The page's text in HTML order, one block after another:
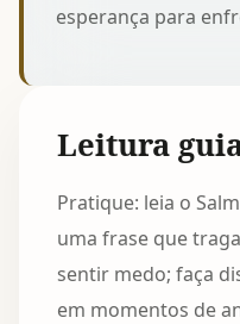
esperança para
Leitura
Pratique: leia o
uma frase que
sentir medo; faça
em momentos de